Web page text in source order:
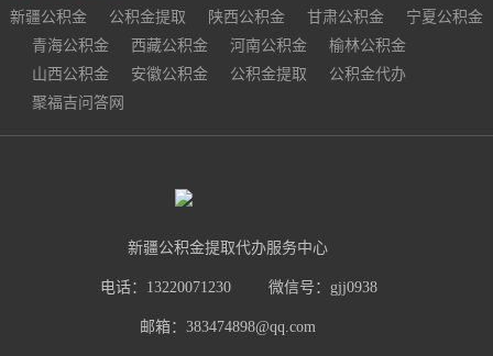
新疆公积金 公积金提取 陕西公积金 甘肃公积金
宁夏公积金
青海公积金
西藏公积金 河南公积金
榆林公积金
山西公积金
安徽公积金 公积金提取
公积金代办
聚福吉问答网
新疆公积金提取代办服务中心
电话：13220071230 微信号：gjj0938
邮箱：383474898@qq.com